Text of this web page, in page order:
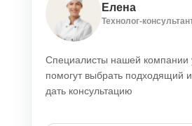
Елена
Технолог-
Специалисты нашей компании
помогут выбрать подходящий
дать консультацию